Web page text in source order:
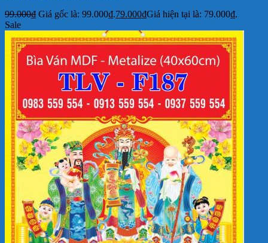
99.000₫ Giá gốc là: 99.000₫.79.000₫Giá hiện tại là: 79.000₫.
Sale